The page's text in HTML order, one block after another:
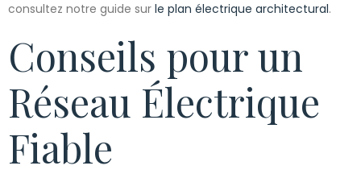
consultez notre guide sur le plan électrique architectural.
Conseils pour un
Réseau Électrique
Fiable